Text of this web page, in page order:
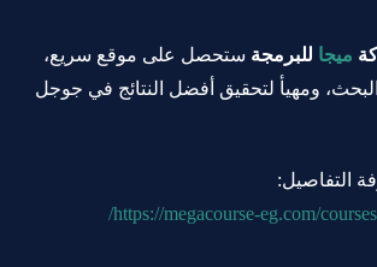
ميجا للبرمجة ستحصل على موقع سريع،
ومهيأ لتحقيق أفضل النتائج في جوجل
التفاصيل:
https://megacourse-eg.com/